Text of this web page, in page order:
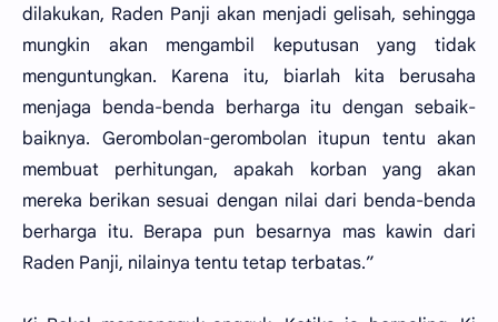
dilakukan, Raden Panji akan menjadi gelisah, sehingga
mungkin akan mengambil keputusan yang tidak
menguntungkan. Karena itu, biarlah kita berusaha
menjaga benda-benda berharga itu dengan sebaik-
baiknya. Gerombolan-gerombolan itupun tentu akan
membuat perhitungan, apakah korban yang akan
mereka berikan sesuai dengan nilai dari benda-benda
berharga itu. Berapa pun besarnya mas kawin dari
Raden Panji, nilainya tentu tetap terbatas.”